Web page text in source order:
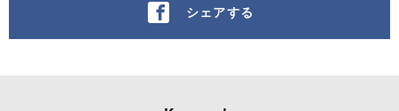
シェアする